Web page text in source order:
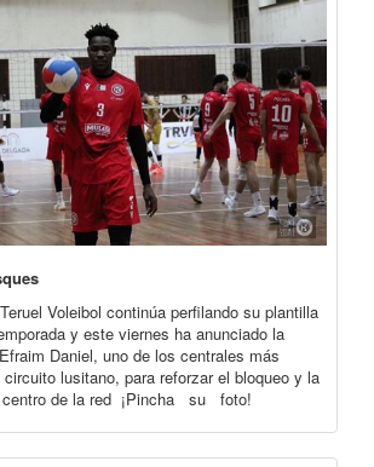
Voleibol continúa perfilando su plantilla
y este viernes ha anunciado la
Daniel, uno de los centrales más
lusitano, para reforzar el bloqueo y la
centro de la red ¡Pincha su foto!